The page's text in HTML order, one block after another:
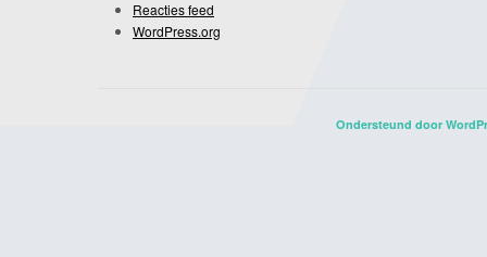
Reacties feed
WordPress.org
Ondersteund door